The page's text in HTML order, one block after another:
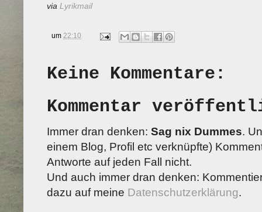
via Lyrikmail
um 22:10
Keine Kommentare:
Kommentar
Immer dran denken: Sag nix Dummes.
einem Blog, Profil etc verknüpfte)
Antworte auf jeden Fall nicht.
Und auch immer dran denken:
dazu auf meine Datenschutzerklärung.